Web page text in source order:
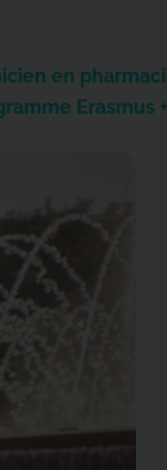
en
Erasmus +